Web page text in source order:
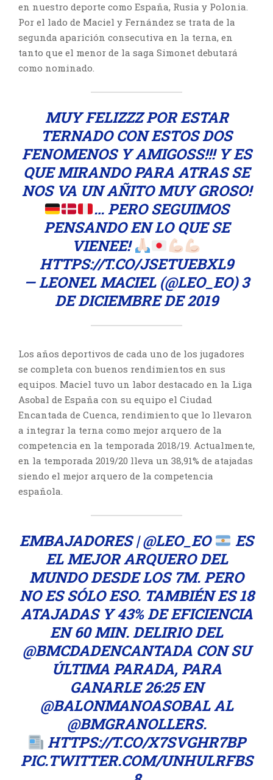
en nuestro deporte como España, Rusia y Polonia.
Por el lado de Maciel y Fernández se trata de la
segunda aparición consecutiva en la terna, en
tanto que el menor de la saga Simonet debutará
como nominado.
MUY FELIZZZ POR ESTAR
TERNADO CON ESTOS DOS
FENOMENOS Y AMIGOSS!!! Y ES
QUE MIRANDO PARA ATRAS SE
NOS VA UN AÑITO MUY GROSO!
… PERO SEGUIMOS
PENSANDO EN LO QUE SE
VIENEE!
HTTPS://T.CO/JSETUEBXL9
— LEONEL MACIEL (@LEO_EO)3
DE DICIEMBRE DE 2019
Los años deportivos de cada uno de los jugadores
se completa con buenos rendimientos en sus
equipos. Maciel tuvo un labor destacado en la Liga
Asobal de España con su equipo el Ciudad
Encantada de Cuenca, rendimiento que lo llevaron
a integrar la terna como mejor arquero de la
competencia en la temporada 2018/19. Actualmente,
en la temporada 2019/20 lleva un 38,91% de atajadas
siendo el mejor arquero de la competencia
española.
EMBAJADORES |@LEO_EO
ES
EL MEJOR ARQUERO DEL
MUNDO DESDE LOS 7M. PERO
NO ES SÓLO ESO. TAMBIÉN ES 18
ATAJADAS Y 43% DE EFICIENCIA
EN 60 MIN. DELIRIO DEL
@BMCDADENCANTADACON SU
ÚLTIMA PARADA, PARA
GANARLE 26:25 EN
@BALONMANOASOBALAL
@BMGRANOLLERS.
HTTPS://T.CO/X7SVGHR7BP
PIC.TWITTER.COM/UNHULRFBS